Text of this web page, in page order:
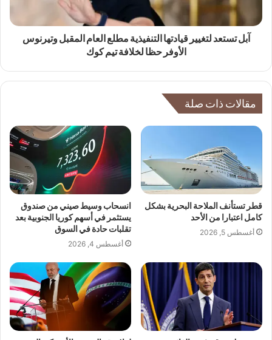
آبل تستعد لتغيير قيادتها التنفيذية مطلع العام المقبل وتيرنوس
الأوفر حظا لخلافة تيم كوك
مقالات ذات صلة
قطر تستأنف الملاحة البحرية بشكل
كامل اعتبارا من الأحد
أغسطس 5, 2026
انسحاب وسيط صيني من صندوق
يستثمر في أسهم كوريا الجنوبية بعد
تقلبات حادة في السوق
أغسطس 4, 2026